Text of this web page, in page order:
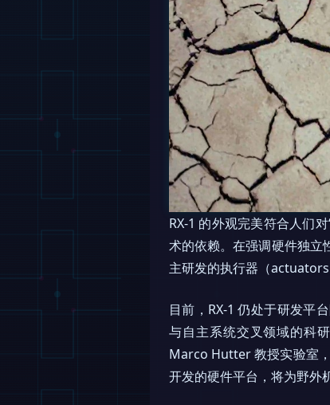
RX-1 的外观完美符合人们
术的依赖。在强调硬件独立
主研发的执行器（actuators
目前，RX-1 仍处于研发平
与自主系统交叉领域的科
Marco Hutter 教授实验室
开发的硬件平台，将为野外